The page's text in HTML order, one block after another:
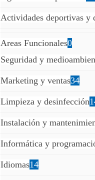
Actividades deportivas y
Areas Funcionales0
Seguridad y
Marketing y ventas34
Limpieza y desinfección
Instalación y
Informática y
Idiomas14